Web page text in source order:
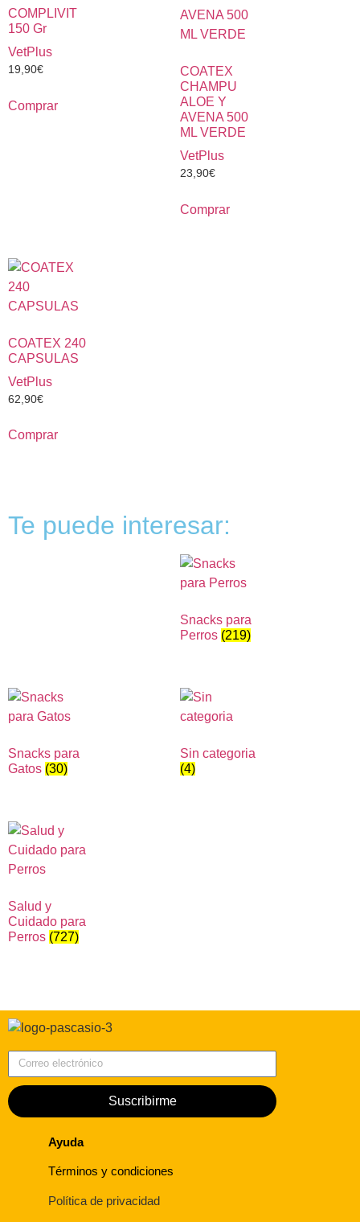
COMPLIVIT
150 Gr
VetPlus
19,90€
Comprar
COATEX
CHAMPU
ALOE Y
AVENA 500
ML VERDE
VetPlus
23,90€
Comprar
COATEX 240
CAPSULAS
VetPlus
62,90€
Comprar
Te puede interesar:
Snacks para
Perros (219)
Snacks para
Gatos (30)
Sin categoria
(4)
Salud y
Cuidado para
Perros (727)
Suscribirme
Ayuda
Términos y condiciones
Política de privacidad